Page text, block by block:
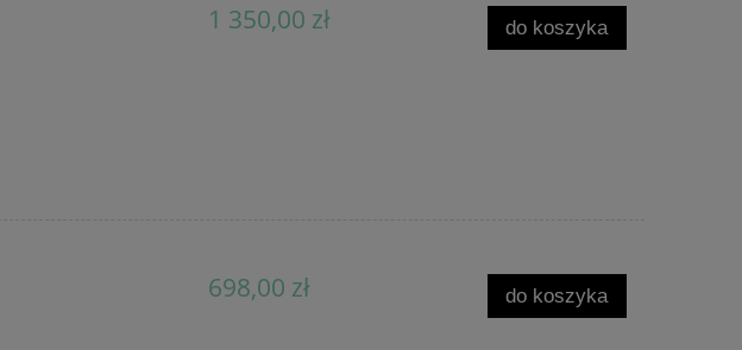
1 350,00 zł do koszyka
698,00 zł do koszyka